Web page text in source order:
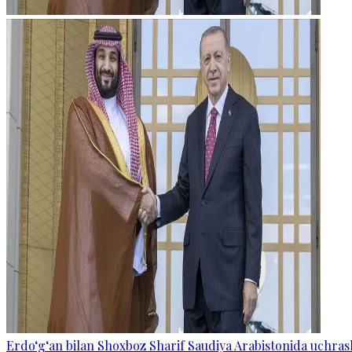
Erdo‘g‘an bilan Shoxboz Sharif Saudiya Arabistonida